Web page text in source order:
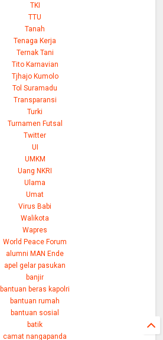
TKI
TTU
Tanah
Tenaga Kerja
Ternak Tani
Tito Karnavian
Tjhajo Kumolo
Tol Suramadu
Transparansi
Turki
Turnamen Futsal
Twitter
UI
UMKM
Uang NKRI
Ulama
Umat
Virus Babi
Walikota
Wapres
World Peace Forum
alumni MAN Ende
apel gelar pasukan
banjir
bantuan beras kapolri
bantuan rumah
bantuan sosial
batik
camat nangapanda